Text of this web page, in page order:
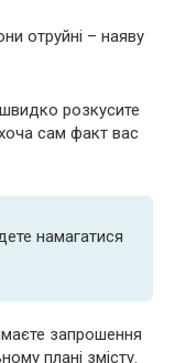
отруйні – наяву
розкусите
сам факт вас
намагатися
запрошення
плані змісту.